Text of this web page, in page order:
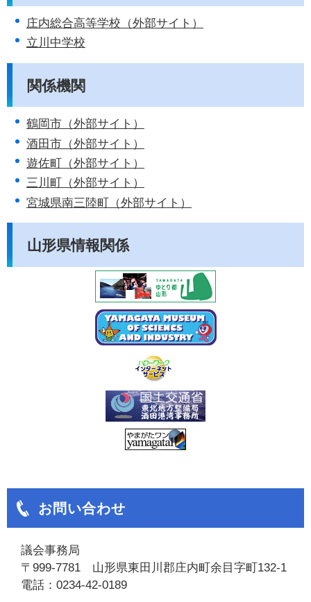
庄内総合高等学校（外部サイト）
立川中学校
関係機関
鶴岡市（外部サイト）
酒田市（外部サイト）
遊佐町（外部サイト）
三川町（外部サイト）
宮城県南三陸町（外部サイト）
山形県情報関係
お問い合わせ
議会事務局
〒999-7781 山形県東田川郡庄内町余目字町132-1
電話：0234-42-0189